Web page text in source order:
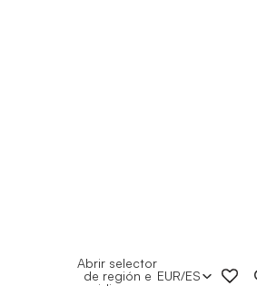
Abrir selector
de región e EUR/ES